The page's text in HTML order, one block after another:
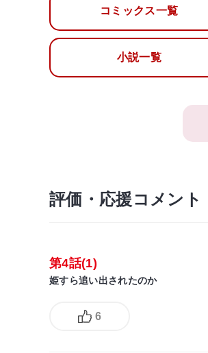
コミックス一覧
小説一覧
評価・応援コメント
第4話(1)
姫すら追い出されたのか
6